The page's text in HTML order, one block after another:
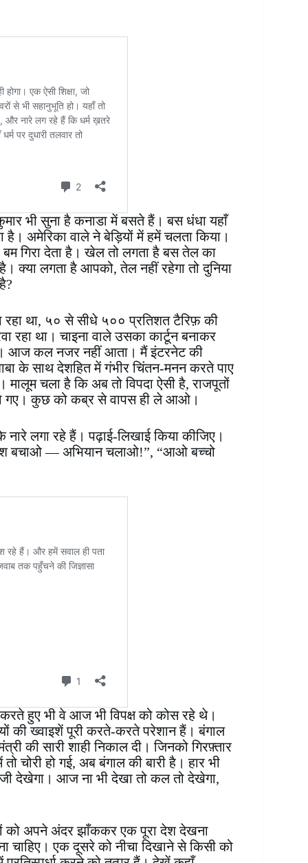
भी सुना है कनाडा में बसते हैं। बस धंधा यहाँ
है। अमेरिका वाले ने बेड़ियों में हमें चलता किया।
गिरा देता है। खेल तो लगता है बस तेल का
क्या लगता है आपको, तेल नहीं रहेगा तो दुनिया
रहा था, ५० से सीधे ५०० प्रतिशत टैरिफ़ की
रहा था। चाइना वाले उसका कार्टून बनाकर
आज कल नजर नहीं आता। मैं इंटरनेट की
के साथ देशहित में गंभीर चिंतन-मनन करते पाए
मालूम चला है कि अब तो विपदा ऐसी है, राजपूतों
गए। कुछ को कब्र से वापस ही ले आओ।
लगा रहे हैं। पढ़ाई-लिखाई किया कीजिए।
बचाओ — अभियान चलाओ!”, “आओ बच्चो
हुए भी वे आज भी विपक्ष को कोस रहे थे।
की ख्वाइशें पूरी करते-करते परेशान हैं। बंगाल
की सारी शाही निकाल दी। जिनको गिरफ़्तार
चोरी हो गई, अब बंगाल की बारी है। हार भी
देखेगा। आज ना भी देखा तो कल तो देखेगा,
को अपने अंदर झाँककर एक पूरा देश देखना
चाहिए। एक दूसरे को नीचा दिखाने से किसी को